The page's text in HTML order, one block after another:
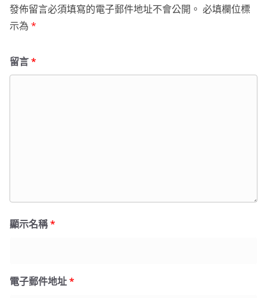
發佈留言必須填寫的電子郵件地址不會公開。 必填欄位標
示為 *
留言*
顯示名稱*
電子郵件地址*